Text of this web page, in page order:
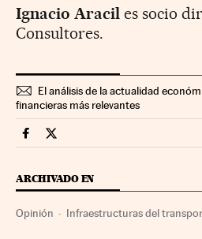
Ignacio Aracil es socio
Consultores.
El análisis de la actualidad
financieras más relevantes
Companias Cinco Días en
Companias Cinco Días en
ARCHIVADO EN
Opinión Infraestructuras del